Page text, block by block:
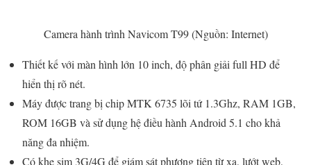
Camera hành trình Navicom T99 (Nguồn: Internet)
Thiết kế với màn hình lớn 10 inch, độ phân giải full HD để
hiển thị rõ nét.
Máy được trang bị chip MTK 6735 lõi tứ 1.3Ghz, RAM 1GB,
ROM 16GB và sử dụng hệ điều hành Android 5.1 cho khả
năng đa nhiệm.
Có khe sim 3G/4G để giám sát phương tiện từ xa, lướt web,